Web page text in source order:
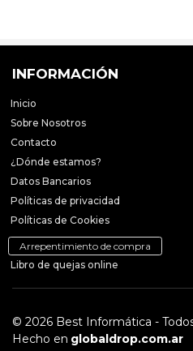
INFORMACIÓN
Inicio
Sobre Nosotros
Contacto
¿Dónde estamos?
Datos Bancarios
Políticas de privacidad
Políticas de Cookies
Arrepentimiento de compra
Libro de quejas online
© 2026 Best Informática -
Hecho en globaldrop.com.ar